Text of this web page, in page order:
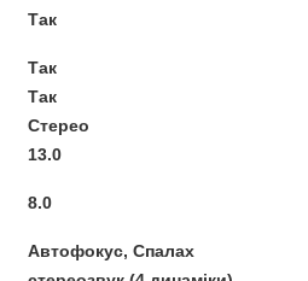
Так
Так
Так
Стерео
13.0
8.0
Автофокус, Спалах